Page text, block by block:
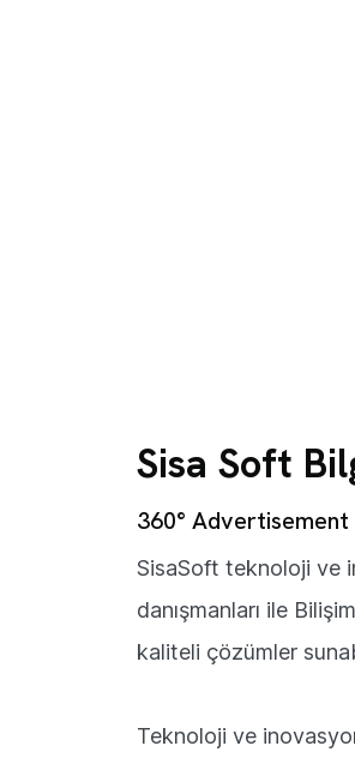
Sisa Soft
360° Advertisement
SisaSoft teknoloji ve
danışmanları ile
kaliteli çözümler
Teknoloji ve